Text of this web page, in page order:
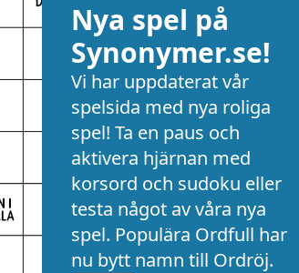
Nya spel på
Synonymer.se!
Vi har uppdaterat vår
spelsida med nya roliga
spel! Ta en paus och
aktivera hjärnan med
korsord och sudoku eller
testa något av våra nya
spel. Populära Ordfull har
nu bytt namn till Ordröj.